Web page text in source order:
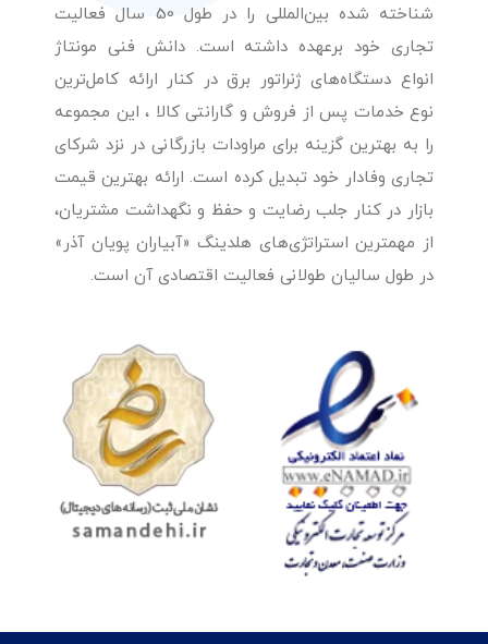
شناخته شده بین‌المللی را در طول 50 سال فعالیت
تجاری خود برعهده داشته است. دانش فنی مونتاژ
انواع دستگاه‌های ژنراتور برق در کنار ارائه کامل‌ترین
نوع خدمات پس از فروش و گارانتی کالا ، این مجموعه
را به بهترین گزینه برای مراودات بازرگانی در نزد شرکای
تجاری وفادار خود تبدیل کرده است. ارائه بهترین قیمت
بازار در کنار جلب رضایت و حفظ و نگهداشت مشتریان،
از مهمترین استراتژی‌های هلدینگ «آبیاران پویان آذر»
در طول سالیان طولانی فعالیت اقتصادی آن است.